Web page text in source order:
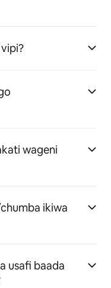
wageni
ikiwa
usafi baada